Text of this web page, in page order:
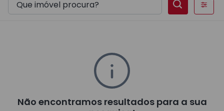
Filtros
Não encontramos resultados para a sua